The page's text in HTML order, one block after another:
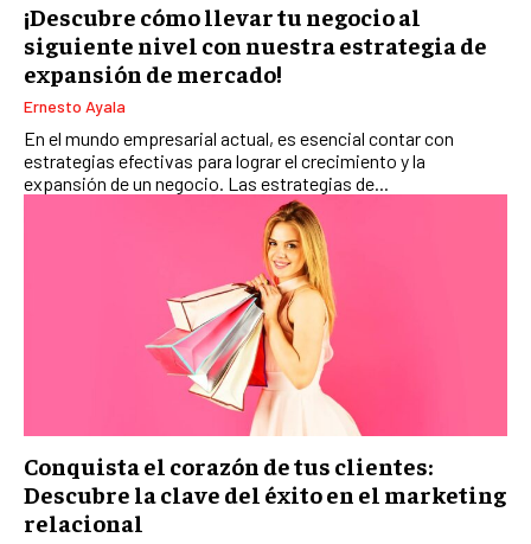
CIBERSEGURIDAD EMPRESARIAL
ESTRATEGIA
GESTIÓN DEL RIESGO EMPRESARIAL
NEGOCIACIÓN Y RESOLUCIÓN DE CONFLICTOS
DERECHO EMPRESARIAL Y REGULACIONES
ÉXITO EMPRESARIAL Y CASOS DE ESTUDIO
GOBIERNO CORPORATIVO
ESTRATEGIAS DE NEGOCIOS
MARKETING B2B
MARKETING B2C
¡Descubre cómo llevar tu negocio al
siguiente nivel con nuestra estrategia de
expansión de mercado!
Ernesto Ayala
En el mundo empresarial actual, es esencial contar con
estrategias efectivas para lograr el crecimiento y la
expansión de un negocio. Las estrategias de...
Conquista el corazón de tus clientes:
Descubre la clave del éxito en el marketing
relacional